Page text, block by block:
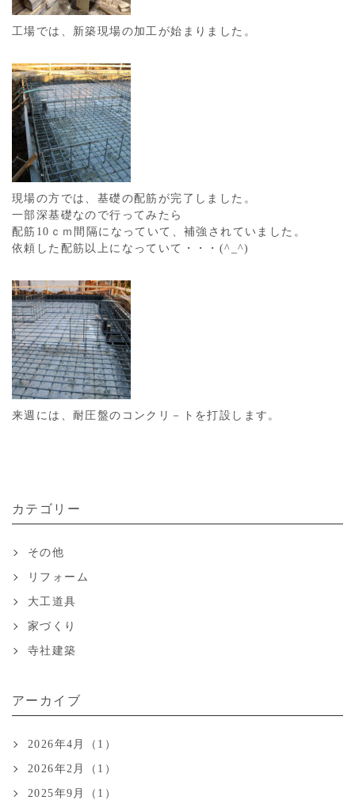
工場では、新築現場の加工が始まりました。
現場の方では、基礎の配筋が完了しました。
一部深基礎なので行ってみたら
配筋10ｃｍ間隔になっていて、補強されていました。
依頼した配筋以上になっていて・・・(^_^)
来週には、耐圧盤のコンクリ－トを打設します。
カテゴリー
その他
リフォーム
大工道具
家づくり
寺社建築
アーカイブ
2026年4月（1）
2026年2月（1）
2025年9月（1）